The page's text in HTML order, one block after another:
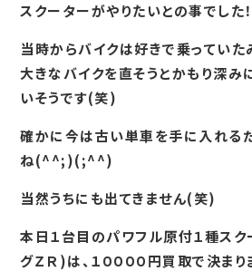
スクーターがやりたいとの事でした！
当時からバイクは好きで乗っていた
大きなバイクを直そうとかもり深み
いそうです(笑)
確かに今は古い単車を手に入れる
ね(^^;)(;^^)
当然うちにも出てきません(笑)
本日１台目のパワフル原付１種ス
グＺＲ)は、１００００円買取で決